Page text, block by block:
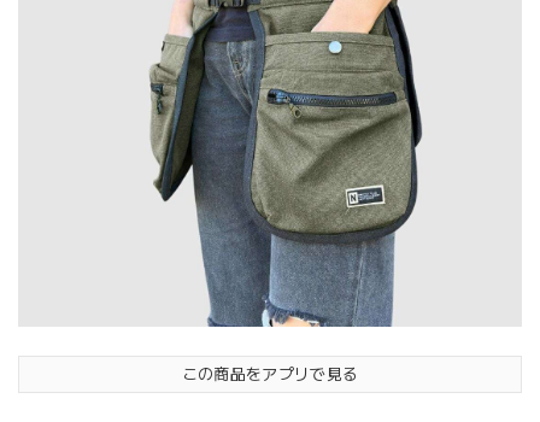
この商品をアプリで見る